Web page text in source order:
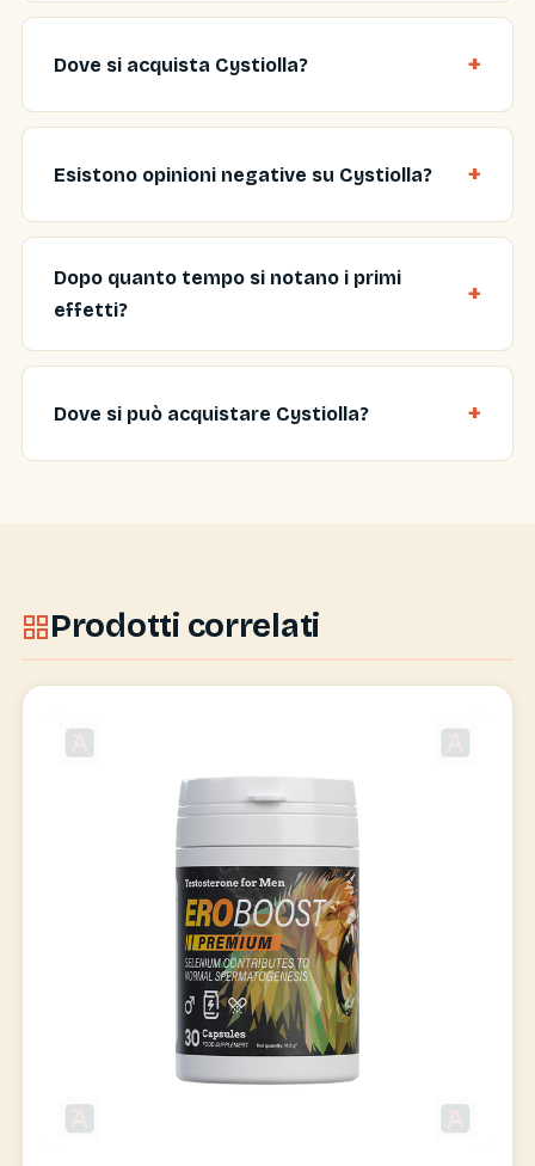
Dove si acquista Cystiolla?
Esistono opinioni negative su Cystiolla?
Dopo quanto tempo si notano i primi
effetti?
Dove si può acquistare Cystiolla?
Prodotti correlati